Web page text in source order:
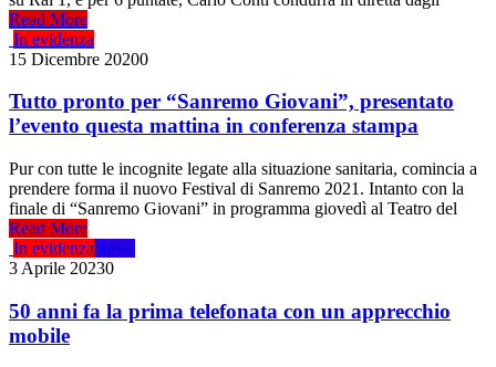
Read More
In evidenza
15 Dicembre 20200
Tutto pronto per “Sanremo Giovani”, presentato
l’evento questa mattina in conferenza stampa
Pur con tutte le incognite legate alla situazione sanitaria, comincia a
prendere forma il nuovo Festival di Sanremo 2021. Intanto con la
finale di “Sanremo Giovani” in programma giovedì al Teatro del
Read More
In evidenzaNews
3 Aprile 20230
50 anni fa la prima telefonata con un apprecchio
mobile